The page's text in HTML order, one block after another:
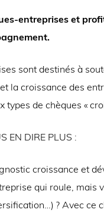
entreprises et
sont destinés à
la croissance des
types de chèques «
EN DIRE PLUS :
croissance et
qui roule, mais
? Avec ce